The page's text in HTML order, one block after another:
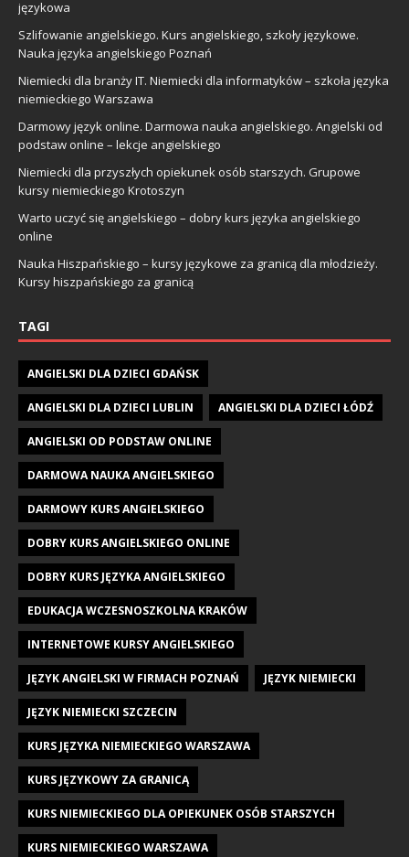
językowa
Szlifowanie angielskiego. Kurs angielskiego, szkoły językowe.
Nauka języka angielskiego Poznań
Niemiecki dla branży IT. Niemiecki dla informatyków – szkoła języka
niemieckiego Warszawa
Darmowy język online. Darmowa nauka angielskiego. Angielski od
podstaw online – lekcje angielskiego
Niemiecki dla przyszłych opiekunek osób starszych. Grupowe
kursy niemieckiego Krotoszyn
Warto uczyć się angielskiego – dobry kurs języka angielskiego
online
Nauka Hiszpańskiego – kursy językowe za granicą dla młodzieży.
Kursy hiszpańskiego za granicą
TAGI
ANGIELSKI DLA DZIECI GDAŃSK
ANGIELSKI DLA DZIECI LUBLIN ANGIELSKI DLA DZIECI ŁÓDŹ
ANGIELSKI OD PODSTAW ONLINE
DARMOWA NAUKA ANGIELSKIEGO
DARMOWY KURS ANGIELSKIEGO
DOBRY KURS ANGIELSKIEGO ONLINE
DOBRY KURS JĘZYKA ANGIELSKIEGO
EDUKACJA WCZESNOSZKOLNA KRAKÓW
INTERNETOWE KURSY ANGIELSKIEGO
JĘZYK ANGIELSKI W FIRMACH POZNAŃ JĘZYK NIEMIECKI
JĘZYK NIEMIECKI SZCZECIN
KURS JĘZYKA NIEMIECKIEGO WARSZAWA
KURS JĘZYKOWY ZA GRANICĄ
KURS NIEMIECKIEGO DLA OPIEKUNEK OSÓB STARSZYCH
KURS NIEMIECKIEGO WARSZAWA